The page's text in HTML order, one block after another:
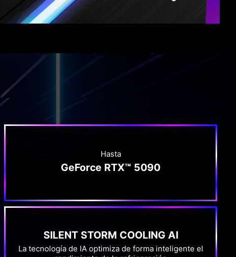
Hasta
GeForce RTX™ 5090
SILENT STORM COOLING AI
La tecnología de IA optimiza de forma inteligente el